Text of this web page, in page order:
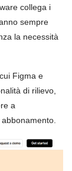
collega i
sempre
la necessità
Figma e
di rilievo,
a